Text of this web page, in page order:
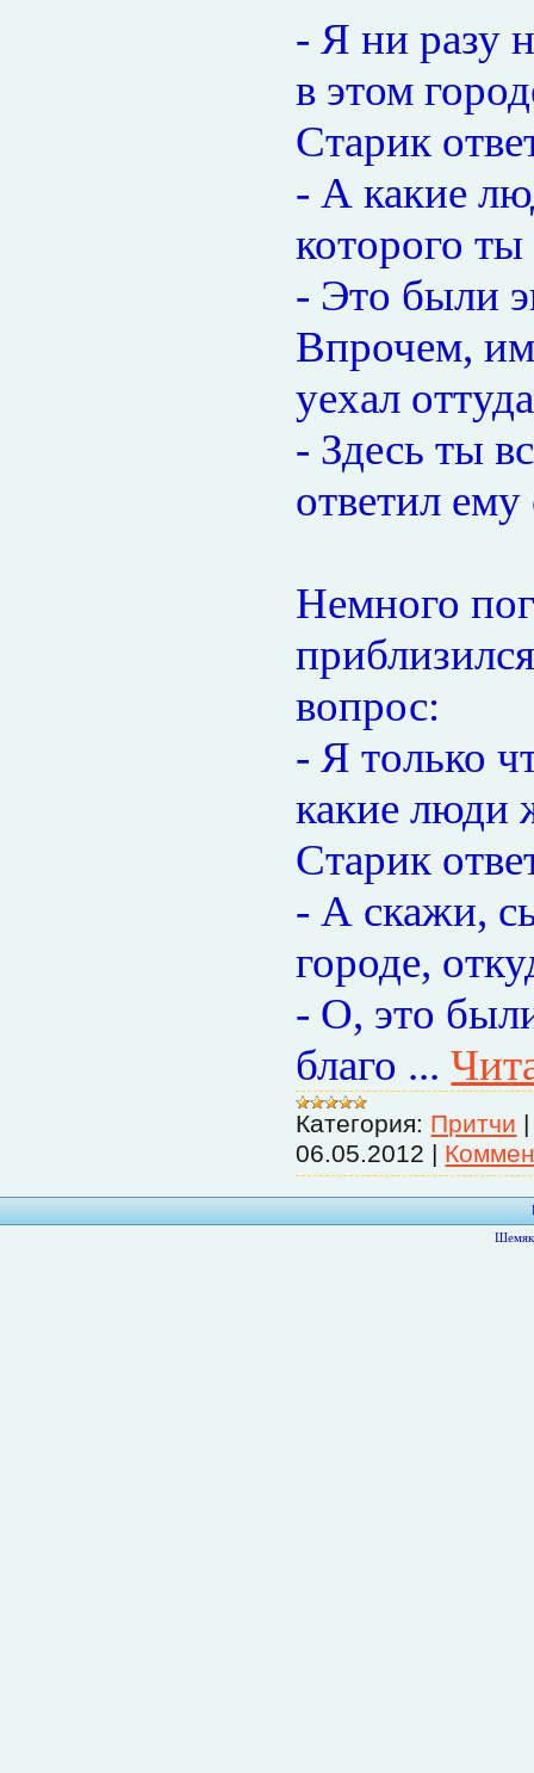
- Я ни разу
в этом
Старик
- А какие
которого
- Это были
Впрочем,
уехал
- Здесь ты
ответил ему
Немного
вопрос:
- Я только
какие люди
Старик
- А скажи,
городе,
- О, это
благо ...
Категория: Притчи
06.05.2012 |